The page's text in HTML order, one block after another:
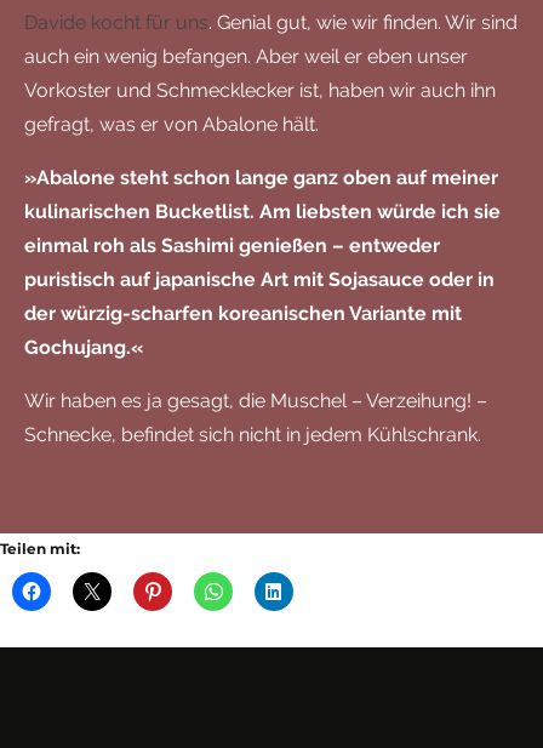
Davide kocht für uns. Genial gut, wie wir finden. Wir sind
auch ein wenig befangen. Aber weil er eben unser
Vorkoster und Schmecklecker ist, haben wir auch ihn
gefragt, was er von Abalone hält.
»Abalone steht schon lange ganz oben auf meiner
kulinarischen Bucketlist. Am liebsten würde ich sie
einmal roh als Sashimi genießen – entweder
puristisch auf japanische Art mit Sojasauce oder in
der würzig-scharfen koreanischen Variante mit
Gochujang.«
Wir haben es ja gesagt, die Muschel – Verzeihung! –
Schnecke, befindet sich nicht in jedem Kühlschrank.
Teilen mit: